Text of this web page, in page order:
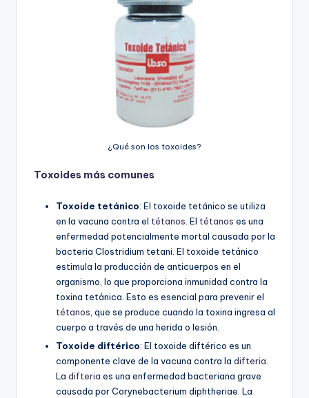
¿Qué son los toxoides?
Toxoides más comunes
Toxoide tetánico: El toxoide tetánico se utiliza
en la vacuna contra el tétanos. El tétanos es una
enfermedad potencialmente mortal causada por la
bacteria Clostridium tetani. El toxoide tetánico
estimula la producción de anticuerpos en el
organismo, lo que proporciona inmunidad contra la
toxina tetánica. Esto es esencial para prevenir el
tétanos, que se produce cuando la toxina ingresa al
cuerpo a través de una herida o lesión.
Toxoide diftérico: El toxoide diftérico es un
componente clave de la vacuna contra la difteria.
La difteria es una enfermedad bacteriana grave
causada por Corynebacterium diphtheriae. La